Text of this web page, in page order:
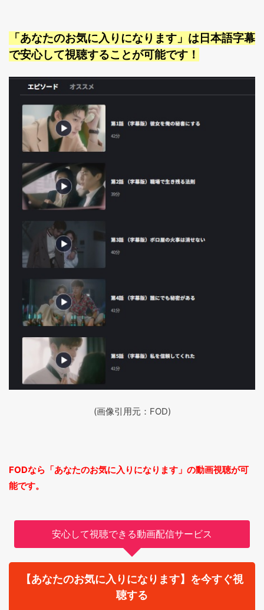
「あなたのお気に入りになります」は日本語字幕
で安心して視聴することが可能です！
(画像引用元：FOD)
FODなら「あなたのお気に入りになります」の動画視聴が可
能です。
安心して視聴できる動画配信サービス
【あなたのお気に入りになります】を今すぐ視
聴する